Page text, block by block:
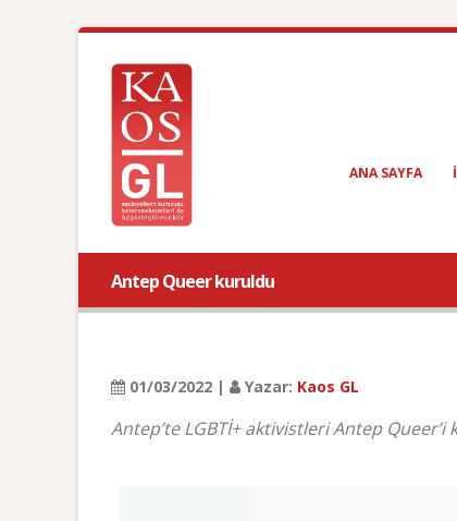
ANA SAYFA
Antep Queer kuruldu
01/03/2022 | Yazar: Kaos GL
Antep’te LGBTİ+ aktivistleri Antep Queer’i